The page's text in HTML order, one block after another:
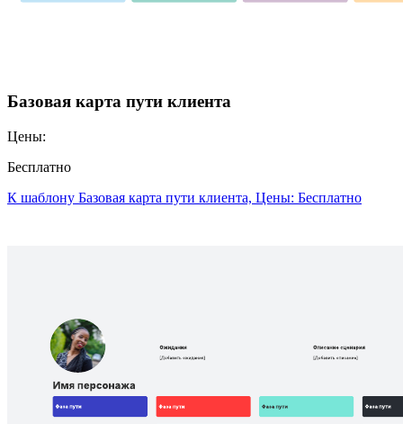
Базовая карта пути клиента
Цены:
Бесплатно
К шаблону Базовая карта пути клиента, Цены: Бесплатно